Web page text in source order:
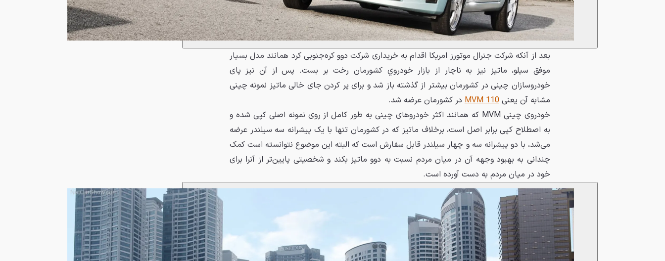
بعد از آنکه شرکت جنرال موتورز امريکا اقدام به خريداری شرکت دوو کره‌جنوبی کرد همانند مدل بسيار
موفق سيلو، ماتيز نيز به ناچار از بازار خودروي کشورمان رخت بر بست. پس از آن نيز پای
خودروسازان چينیدر کشورمان بيشتر از گذشته باز شد و برای پر کردن جای خالی ماتيز نمونه چينی
مشابه آن يعنی110 MVM
در کشورمان عرضه شد.
خودروی چينی MVM که همانند اکثر خودروهای چينی به طور کامل از روی نمونه اصلی کپی شده و
به اصطلاح کپی برابر اصل است، برخلاف ماتيز که در کشورمان تنها با يک پيشرانه سه سيلندر عرضه
می‌شد، با دو پيشرانه سه و چهار سيلندر قابل سفارش است که البته اين موضوع نتوانسته است کمک
چندانی به بهبود وجهه آن در ميان مردم نسبت به دوو ماتيز بکند و شخصيتی پايين‌تر از آنرا برای
خود در ميان مردم به دست آورده است.